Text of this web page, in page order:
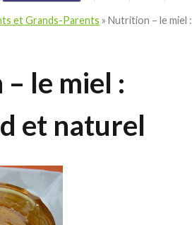
et Grands-Parents » Nutrition – le miel :
le miel :
et naturel